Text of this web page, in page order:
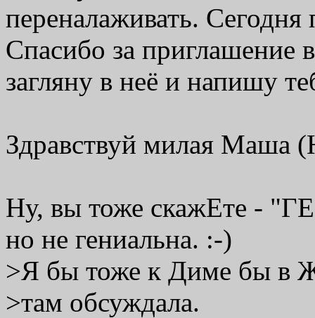
переналаживать.
Спасибо за
загляну в неё и напишу
Здравствуй милая Маша
Ну, вы тоже скажЕте -
но не гениальна. :-)
>Я бы тоже к Диме бы в
>там обсуждала.